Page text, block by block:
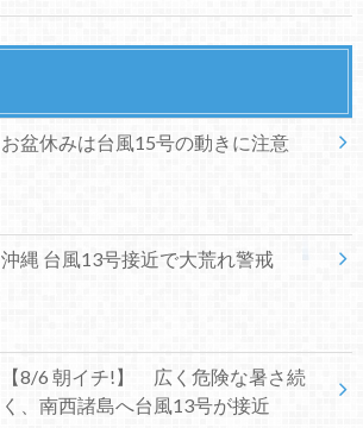
お盆休みは台風15号の動きに注意
沖縄 台風13号接近で大荒れ警戒
【8/6 朝イチ!】 広く危険な暑さ続
く、南西諸島へ台風13号が接近